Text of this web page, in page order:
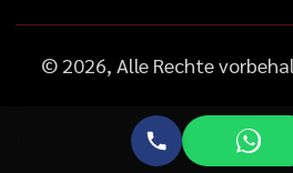
© 2026, Alle Rechte